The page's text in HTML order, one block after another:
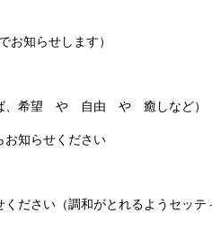
知らせします）
ば、希望 や 自由 や 癒しなど）
知らせください
ださい（調和がとれるようセッテ